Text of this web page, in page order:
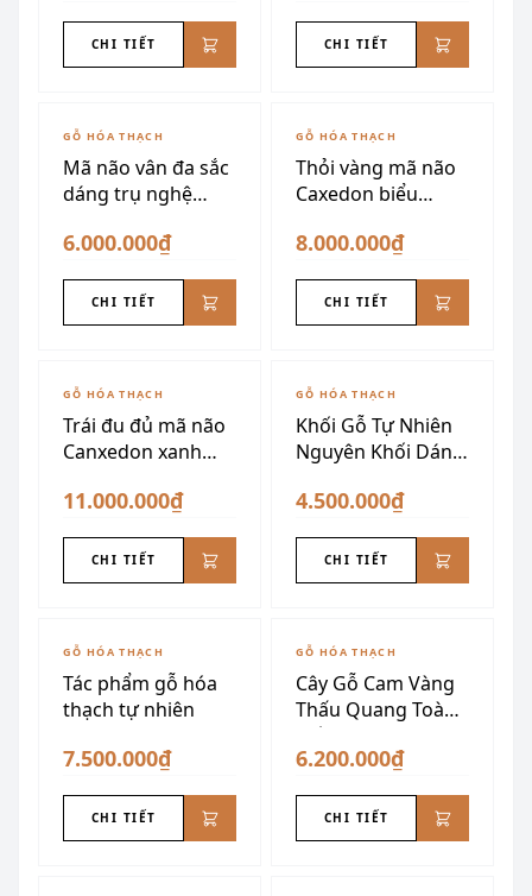
CHI TIẾT CHI TIẾT
GỖ HÓA THẠCH
Mã não vân đa sắc
dáng trụ nghệ
6.000.000₫
CHI TIẾT
GỖ HÓA THẠCH
Thỏi vàng mã não
Caxedon biểu
8.000.000₫
CHI TIẾT
GỖ HÓA THẠCH
Trái đu đủ mã não
Canxedon xanh
11.000.000₫
CHI TIẾT
GỖ HÓA THẠCH
Khối Gỗ Tự Nhiên
Nguyên Khối Dáng
4.500.000₫
CHI TIẾT
GỖ HÓA THẠCH
Tác phẩm gỗ hóa
thạch tự nhiên
7.500.000₫
CHI TIẾT
GỖ HÓA THẠCH
Cây Gỗ Cam Vàng
Thấu Quang Toàn
Phần
6.200.000₫
CHI TIẾT